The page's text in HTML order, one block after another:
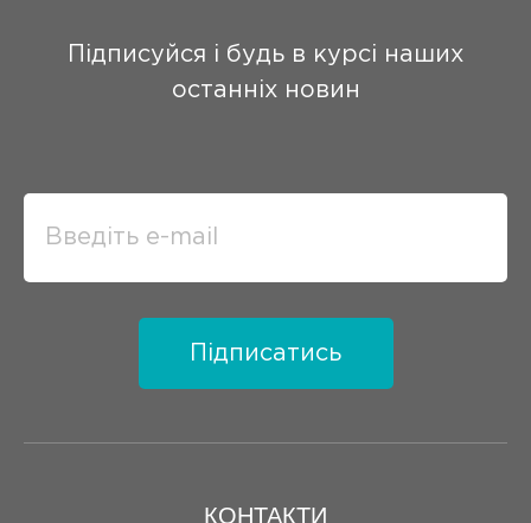
КОНТАКТИ
Підписуйся і будь в курсі наших
останніх новин
Підписатись